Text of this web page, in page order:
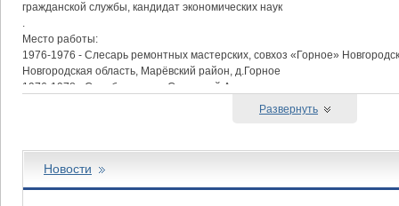
гражданской службы, кандидат экономических наук
.
Место работы:
1976-1976 - Слесарь ремонтных мастерских, совхоз «Горное»
Новгородская область, Марёвский район, д.Горное
1976-1978 - Служба в рядах Советской Армии
1979- 1981 - Учащийся, Валдайский совхоз-техникум, Новгородская
1981-1986 - Секретарь комитета ВЛКСМ Валдайского совхоза-
Валдайский райком ВЛКСМ Новгородской области, Новгородская
Развернуть
Новости